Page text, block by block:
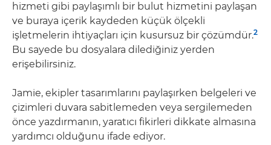
hizmeti gibi paylaşımlı bir bulut hizmetini paylaşan
ve buraya içerik kaydeden küçük ölçekli
işletmelerin ihtiyaçları için kusursuz bir çözümdür.2
Bu sayede bu dosyalara dilediğiniz yerden
erişebilirsiniz.
Jamie, ekipler tasarımlarını paylaşırken belgeleri ve
çizimleri duvara sabitlemeden veya sergilemeden
önce yazdırmanın, yaratıcı fikirleri dikkate almasına
yardımcı olduğunu ifade ediyor.